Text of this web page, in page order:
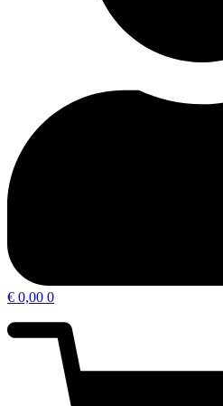
€ 0,00 0